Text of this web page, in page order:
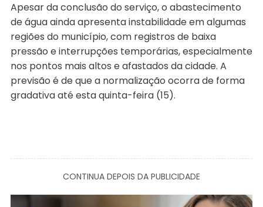
Apesar da conclusão do serviço, o abastecimento
de água ainda apresenta instabilidade em algumas
regiões do município, com registros de baixa
pressão e interrupções temporárias, especialmente
nos pontos mais altos e afastados da cidade. A
previsão é de que a normalização ocorra de forma
gradativa até esta quinta-feira (15).
CONTINUA DEPOIS DA PUBLICIDADE